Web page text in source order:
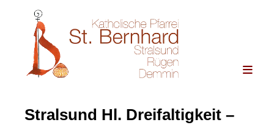
Stralsund Hl. Dreifaltigkeit –